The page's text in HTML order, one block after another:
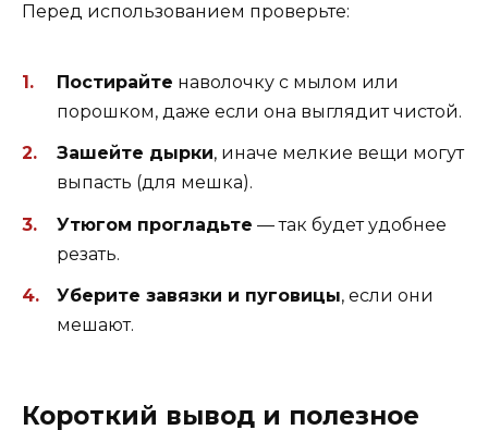
Перед использованием проверьте:
Постирайте наволочку с мылом или
порошком, даже если она выглядит чистой.
Зашейте дырки, иначе мелкие вещи могут
выпасть (для мешка).
Утюгом прогладьте — так будет удобнее
резать.
Уберите завязки и пуговицы, если они
мешают.
Короткий вывод и полезное